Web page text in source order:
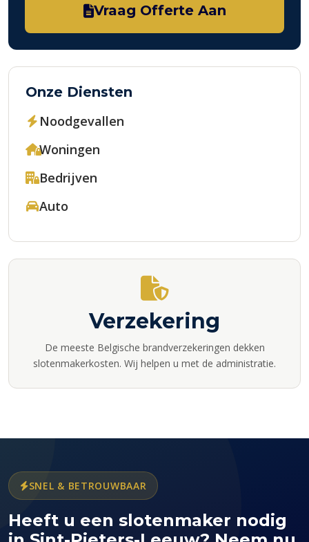
Vraag Offerte Aan
Onze Diensten
Noodgevallen
Woningen
Bedrijven
Auto
Verzekering
De meeste Belgische brandverzekeringen dekken
slotenmakerkosten. Wij helpen u met de administratie.
SNEL & BETROUWBAAR
Heeft u een slotenmaker nodig